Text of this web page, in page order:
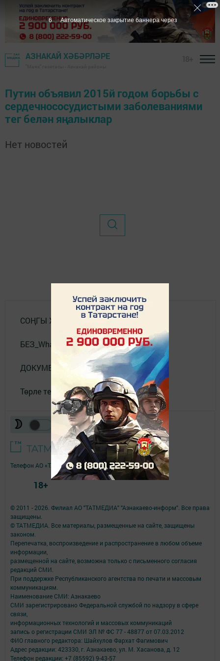
АЗНАКАЙ ХӘБӘРЛӘРЕ
Путин объявил 2015й годом борьбы с
сердечнососудистыми заболеваниями
тег белән яңалыклар
Нет новостей
СОҢГЫ ХӘБӘРЛӘР
БЕЗ_WhatsApp_та
ДОКУМЕНТЛАР
Төрле темалар
© 2011 - 2026. Филиал АО "ТАТМЕДИА" "Азнакаево-информ". Все права
защищены.
© ТАТМЕДИА. Все материалы, размещенные на сайте, защищены
законом.
Перепечатка, воспроизведение и распространение в любом объеме
информации,
размещенной на сайте, возможна только с письменного согласия
редакций СМИ.
При поддержке Республиканского агентства по печати и массовым
коммуникациям.
Наименование СМИ: Азнакаево
СМИ зарегистрировано Федеральной службой по надзору в сфере
связи,
информационных технологий и массовых коммуникаций
запись о регистрации СМИ ЭЛ № ФС 77 - 48877 от 07.03.2012
ФИО главного редактора: Шайхулов Фархат Фагимович
Адрес редакции: 423330, г. Азнакаево, ул. М. Хасанова, д. 12
Телефон редакции: +7 (85592) 9-43-57
Телефон АО «ТАТМЕДИА»:(843) 222 09 84
18+
6 Автоматическое закрытие баннера через